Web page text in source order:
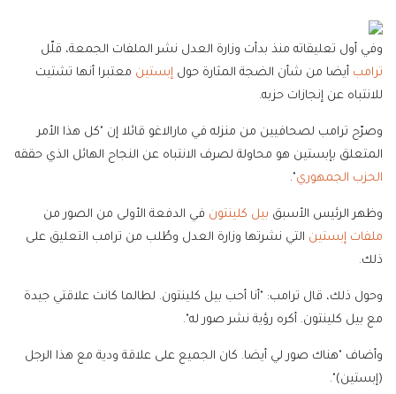
وفي أول تعليقاته منذ بدأت وزارة العدل نشر الملفات الجمعة، قلّل
ترامب أيضا من شأن الضجة المثارة حول إبستين معتبرا أنها تشتيت
للانتباه عن إنجازات حزبه.
وصرّح ترامب لصحافيين من منزله في مارالاغو قائلا إن "كل هذا الأمر
المتعلق بإبستين هو محاولة لصرف الانتباه عن النجاح الهائل الذي حققه
الحزب الجمهوري".
وظهر الرئيس الأسبق بيل كلينتون في الدفعة الأولى من الصور من
ملفات إبستين التي نشرتها وزارة العدل وطُلب من ترامب التعليق على
ذلك.
وحول ذلك، قال ترامب: "أنا أحب بيل كلينتون. لطالما كانت علاقتي جيدة
مع بيل كلينتون. أكره رؤية نشر صور له".
وأضاف "هناك صور لي أيضا. كان الجميع على علاقة ودية مع هذا الرجل
(إبستين)".